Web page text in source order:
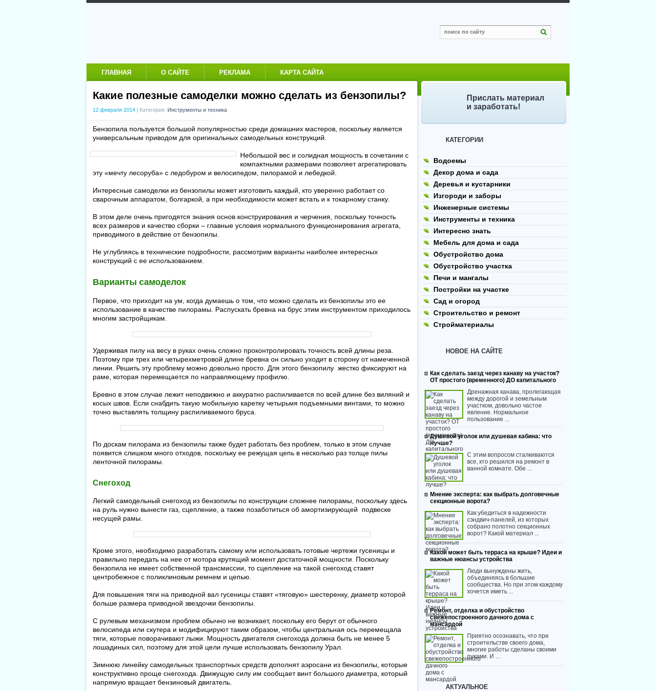
ГЛАВНАЯ О САЙТЕ РЕКЛАМА КАРТА САЙТА
Какие полезные самоделки можно сделать из бензопилы?
12 февраля 2014 | Категория: Инструменты и техника
Бензопила пользуется большой популярностью среди домашних мастеров, поскольку является
универсальным приводом для оригинальных самодельных конструкций.
Небольшой вес и солидная мощность в сочетании с
компактными размерами позволяет агрегатировать
эту «мечту лесоруба» с ледобуром и велосипедом, пилорамой и лебедкой.
Интересные самоделки из бензопилы может изготовить каждый, кто уверенно работает со
сварочным аппаратом, болгаркой, а при необходимости может встать и к токарному станку.
В этом деле очень пригодятся знания основ конструирования и черчения, поскольку точность
всех размеров и качество сборки – главные условия нормального функционирования агрегата,
приводимого в действие от бензопилы.
Не углубляясь в технические подробности, рассмотрим варианты наиболее интересных
конструкций с ее использованием.
Варианты cамоделок
Первое, что приходит на ум, когда думаешь о том, что можно сделать из бензопилы это ее
использование в качестве пилорамы. Распускать бревна на брус этим инструментом приходилось
многим застройщикам.
Удерживая пилу на весу в руках очень сложно проконтролировать точность всей длины реза.
Поэтому при трех или четырехметровой длине бревна он сильно уходит в сторону от намеченной
линии. Решить эту проблему можно довольно просто. Для этого бензопилу жестко фиксируют на
раме, которая перемещается по направляющему профилю.
Бревно в этом случае лежит неподвижно и аккуратно распиливается по всей длине без виляний и
косых швов. Если снабдить такую мобильную каретку четырьмя подъемными винтами, то можно
точно выставлять толщину распиливаемого бруса.
По доскам пилорама из бензопилы также будет работать без проблем, только в этом случае
появится слишком много отходов, поскольку ее режущая цепь в несколько раз толще пилы
ленточной пилорамы.
Снегоход
Легкий самодельный снегоход из бензопилы по конструкции сложнее пилорамы, поскольку здесь
на руль нужно вынести газ, сцепление, а также позаботиться об амортизирующей подвеске
несущей рамы.
Кроме этого, необходимо разработать самому или использовать готовые чертежи гусеницы и
правильно передать на нее от мотора крутящий момент достаточной мощности. Поскольку
бензопила не имеет собственной трансмиссии, то сцепление на такой снегоход ставят
центробежное с поликлиновым ремнем и цепью.
Для повышения тяги на приводной вал гусеницы ставят «тяговую» шестеренку, диаметр которой
больше размера приводной звездочки бензопилы.
С рулевым механизмом проблем обычно не возникает, поскольку его берут от обычного
велосипеда или скутера и модифицируют таким образом, чтобы центральная ось перемещала
тяги, которые поворачивают лыжи. Мощность двигателя снегохода должна быть не менее 5
лошадиных сил, поэтому для этой цели лучше использовать бензопилу Урал.
Зимнюю линейку самодельных транспортных средств дополнят аэросани из бензопилы, которые
конструктивно проще снегохода. Движущую силу им сообщает винт большого диаметра, который
напрямую вращает бензиновый двигатель.
Прислать материал
и заработать!
КАТЕГОРИИ
Водоемы
Декор дома и сада
Деревья и кустарники
Изгороди и заборы
Инженерные системы
Инструменты и техника
Интересно знать
Мебель для дома и сада
Обустройство дома
Обустройство участка
Печи и мангалы
Постройки на участке
Сад и огород
Строительство и ремонт
Стройматериалы
НОВОЕ НА САЙТЕ
Как сделать заезд через канаву на участок?
ОТ простого (временного) ДО капитального
Дренажная канава, пролегающая
между дорогой и земельным
участком, довольно частое
явление. Нормальное
пользование ...
Душевой уголок или душевая кабина: что
лучше?
С этим вопросом сталкиваются
все, кто решился на ремонт в
ванной комнате. Обе ...
Мнение эксперта: как выбрать долговечные
секционные ворота?
Как убедиться в надежности
сэндвич-панелей, из которых
собрано полотно секционных
ворот? Какой материал ...
Какой может быть терраса на крыше? Идеи и
важные нюансы устройства
Люди вынуждены жить,
объединяясь в большие
сообщества. Но при этом каждому
хочется иметь ...
Ремонт, отделка и обустройство
свежепостроенного дачного дома с
мансардой
Приятно осознавать, что при
строительстве своего дома,
многие работы сделаны своими
руками. И ...
АКТУАЛЬНОЕ